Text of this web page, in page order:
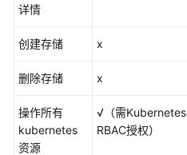
详情
创建存储 x
删除存储 x
操作所有
kubernetes
资源
√（需Kubernetes
RBAC授权）